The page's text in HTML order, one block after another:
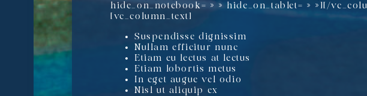
hide_on_notebook= » » hide_on_tablet= » »][/
[vc_column_text]
Suspendisse dignissim
Nullam efficitur nunc
Etiam eu lectus at lectus
Etiam lobortis metus
In eget augue vel odio
Nisl ut aliquip ex